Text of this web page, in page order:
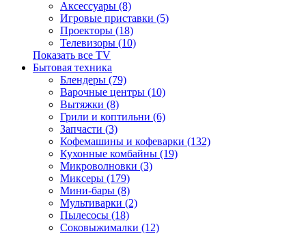
Аксессуары (8)
Игровые приставки (5)
Проекторы (18)
Телевизоры (10)
Показать все TV
Бытовая техника
Блендеры (79)
Варочные центры (10)
Вытяжки (8)
Грили и коптильни (6)
Запчасти (3)
Кофемашины и кофеварки (132)
Кухонные комбайны (19)
Микроволновки (3)
Миксеры (179)
Мини-бары (8)
Мультиварки (2)
Пылесосы (18)
Соковыжималки (12)